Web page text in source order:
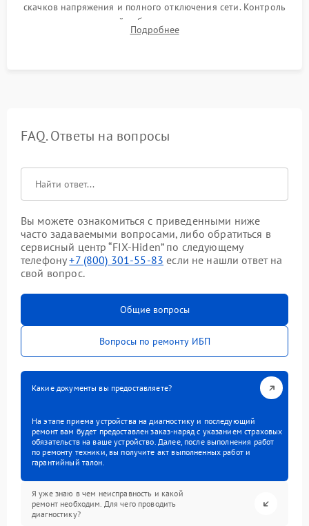
скачков напряжения и полного отключения сети. Контроль
времени автономной работы, температурного режима и
корректности формы выходного сигнала.
Подробнее
FAQ. Ответы на вопросы
Вы можете ознакомиться с приведенными ниже
часто задаваемыми вопросами, либо обратиться в
сервисный центр “FIX-Hiden” по следующему
телефону+7 (800) 301-55-83 если не нашли ответ на
свой вопрос.
Общие вопросы
Вопросы по ремонту ИБП
Какие документы вы предоставляете?
На этапе приема устройства на диагностику и последующий
ремонт вам будет предоставлен заказ-наряд с указанием страховых
обязательств на ваше устройство. Далее, после выполнения работ
по ремонту техники, вы получите акт выполненных работ и
гарантийный талон.
Я уже знаю в чем неисправность и какой
ремонт необходим. Для чего проводить
диагностику?